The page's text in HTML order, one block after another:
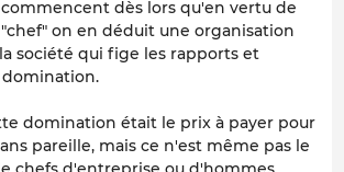
dès lors qu'en vertu de
on en déduit une organisation
société qui fige les rapports et
domination était le prix à payer pour
pareille, mais ce n'est même pas le